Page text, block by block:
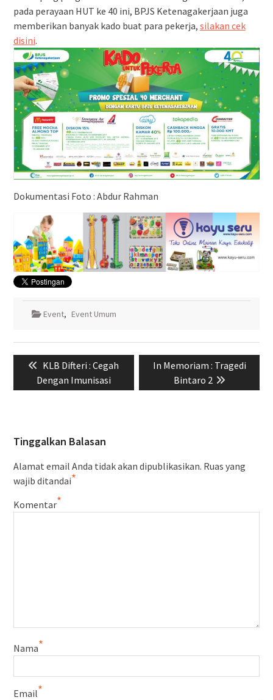
pada perayaan HUT ke 40 ini, BPJS Ketenagakerjaan juga
memberikan banyak kado buat para pekerja, silakan cek
disini.
Dokumentasi Foto : Abdur Rahman
Event, Event Umum
pos
Previous
post:
KLB Difteri : Cegah
Dengan Imunisasi
Next
In Memoriam : Tragedi
Bintaro 2
Tinggalkan Balasan
Alamat email Anda tidak akan dipublikasikan. Ruas yang
wajib ditandai*
Komentar*
Nama*
Email*